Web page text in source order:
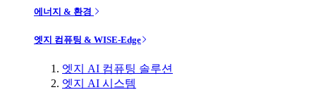
에너지 & 환경
엣지 컴퓨팅 & WISE-Edge
엣지 AI 컴퓨팅 솔루션
엣지 AI 시스템